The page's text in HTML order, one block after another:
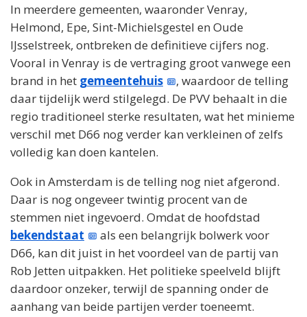
In meerdere gemeenten, waaronder Venray,
Helmond, Epe, Sint-Michielsgestel en Oude
IJsselstreek, ontbreken de definitieve cijfers nog.
Vooral in Venray is de vertraging groot vanwege een
brand in het gemeentehuis
, waardoor de telling
daar tijdelijk werd stilgelegd. De PVV behaalt in die
regio traditioneel sterke resultaten, wat het minieme
verschil met D66 nog verder kan verkleinen of zelfs
volledig kan doen kantelen.
Ook in Amsterdam is de telling nog niet afgerond.
Daar is nog ongeveer twintig procent van de
stemmen niet ingevoerd. Omdat de hoofdstad
bekendstaat
als een belangrijk bolwerk voor
D66, kan dit juist in het voordeel van de partij van
Rob Jetten uitpakken. Het politieke speelveld blijft
daardoor onzeker, terwijl de spanning onder de
aanhang van beide partijen verder toeneemt.